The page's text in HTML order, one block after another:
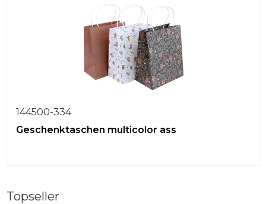
144500-334
Geschenktaschen multicolor ass
Topseller